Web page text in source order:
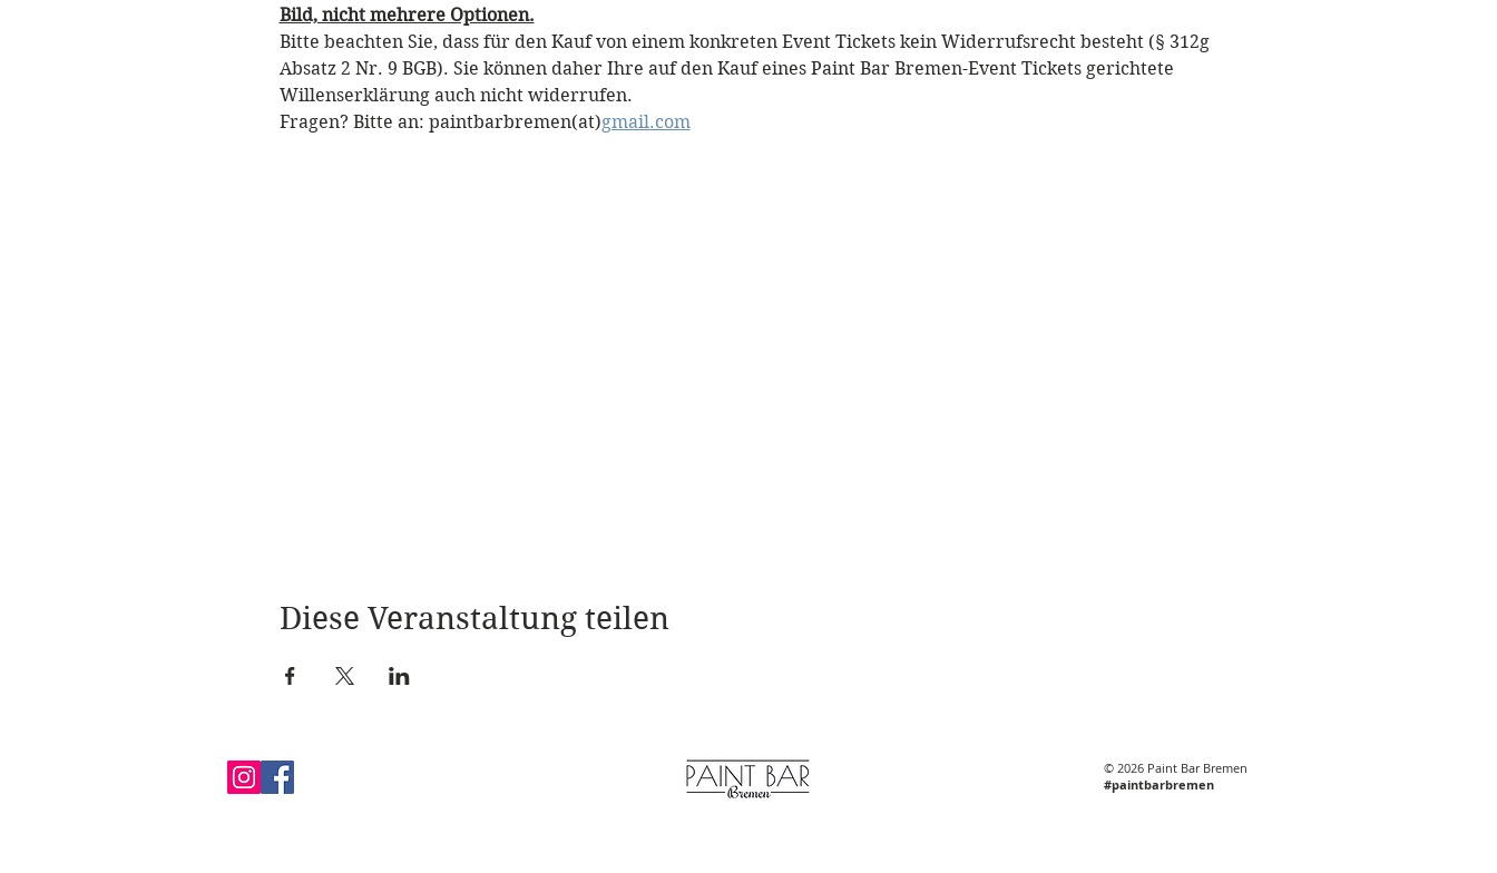
Bild, nicht mehrere Optionen.
Bitte beachten Sie, dass für den Kauf von einem konkreten Event Tickets kein Widerrufsrecht besteht (§ 312g
Absatz 2 Nr. 9 BGB). Sie können daher Ihre auf den Kauf eines Paint Bar Bremen-Event Tickets gerichtete
Willenserklärung auch nicht widerrufen.
Fragen? Bitte an: paintbarbremen(at)gmail.com
Diese Veranstaltung teilen
© 2026 Paint Bar Bremen
#paintbarbremen